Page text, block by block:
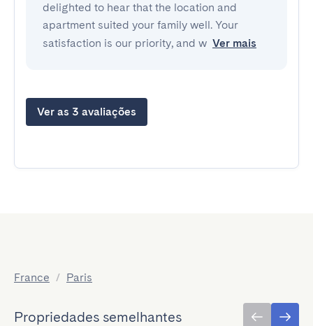
delighted to hear that the location and
apartment suited your family well. Your
satisfaction is our priority, and w Ver mais
Ver as 3 avaliações
France / Paris
Propriedades semelhantes